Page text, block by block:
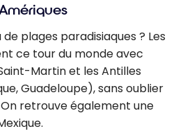
de plages paradisiaques ? Les
ce tour du monde avec
Martin et les Antilles
Guadeloupe), sans oublier
retrouve également une